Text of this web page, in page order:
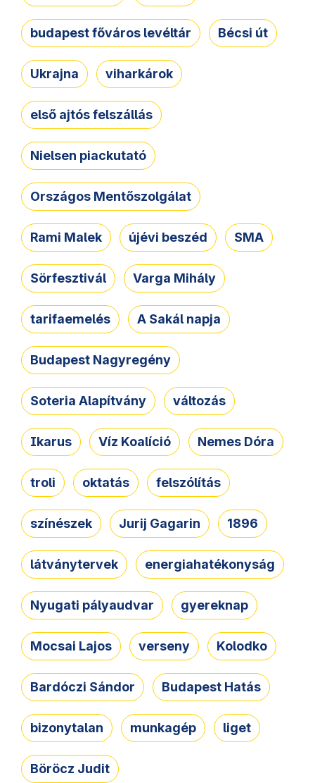
budapest főváros levéltár Bécsi út
Ukrajna viharkárok
első ajtós felszállás
Nielsen piackutató
Országos Mentőszolgálat
Rami Malek újévi beszéd SMA
Sörfesztivál Varga Mihály
tarifaemelés A Sakál napja
Budapest Nagyregény
Soteria Alapítvány változás
Ikarus Víz Koalíció Nemes Dóra
troli oktatás felszólítás
színészek Jurij Gagarin 1896
látványtervek energiahatékonyság
Nyugati pályaudvar gyereknap
Mocsai Lajos verseny Kolodko
Bardóczi Sándor Budapest Hatás
bizonytalan munkagép liget
Böröcz Judit